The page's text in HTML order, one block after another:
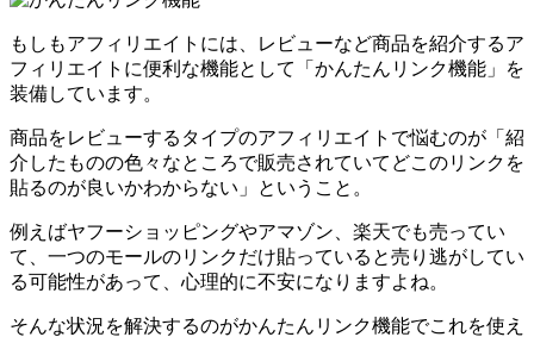
もしもアフィリエイトには、レビューなど商品を紹介するア
フィリエイトに便利な機能として「かんたんリンク機能」を
装備しています。
商品をレビューするタイプのアフィリエイトで悩むのが「紹
介したものの色々なところで販売されていてどこのリンクを
貼るのが良いかわからない」ということ。
例えばヤフーショッピングやアマゾン、楽天でも売ってい
て、一つのモールのリンクだけ貼っていると売り逃がしてい
る可能性があって、心理的に不安になりますよね。
そんな状況を解決するのがかんたんリンク機能でこれを使え